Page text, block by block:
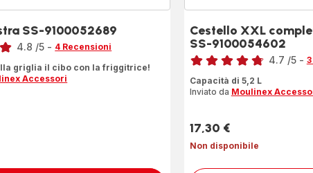
SS-9100052689
4.8 /5 - 4 Recensioni
griglia il cibo con la friggitrice!
Accessori
Cestello XXL
SS-9100054602
Voto
4.7 /5 -
Capacità di 5,2 L
Inviato da Moulinex
Prezzo
17,30 €
Non disponibile